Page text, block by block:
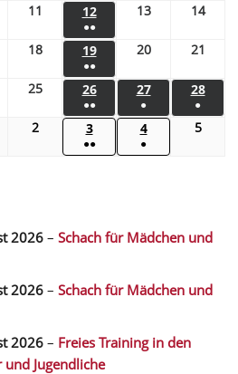
11 12
●●
13 14
18 19
●●
20 21
25 26
●●
27
●
28
●
2 3
●●
4
●
5
2026 – Schach für Mädchen und
2026 – Schach für Mädchen und
2026 – Freies Training in den
Jugendliche